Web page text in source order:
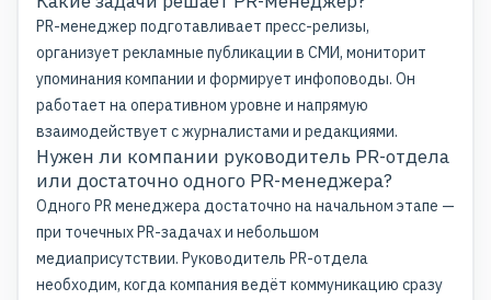
PR-менеджер подготавливает пресс-релизы,
организует рекламные публикации в СМИ, мониторит
упоминания компании и формирует инфоповоды. Он
работает на оперативном уровне и напрямую
взаимодействует с журналистами и редакциями.
Нужен ли компании руководитель PR-отдела
или достаточно одного PR-менеджера?
Одного PR менеджера достаточно на начальном этапе —
при точечных PR-задачах и небольшом
медиаприсутствии. Руководитель PR-отдела
необходим, когда компания ведёт коммуникацию сразу